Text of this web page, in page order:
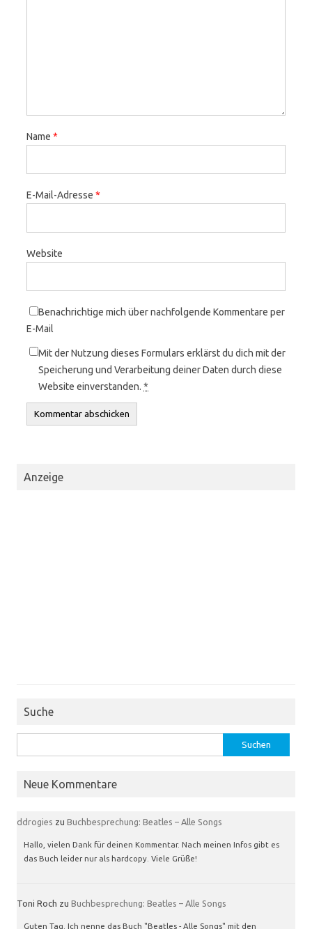
Name *
E-Mail-Adresse *
Website
Benachrichtige mich über nachfolgende Kommentare per
E-Mail
Mit der Nutzung dieses Formulars erklärst du dich mit der
Speicherung und Verarbeitung deiner Daten durch diese
Website einverstanden. *
Anzeige
Suche
nach:
Neue Kommentare
ddrogies zu Buchbesprechung: Beatles – Alle Songs
Hallo, vielen Dank für deinen Kommentar. Nach meinen Infos gibt es
das Buch leider nur als hardcopy. Viele Grüße!
Toni Roch zu Buchbesprechung: Beatles – Alle Songs
Guten Tag. Ich nenne das Buch "Beatles - Alle Songs" mit den